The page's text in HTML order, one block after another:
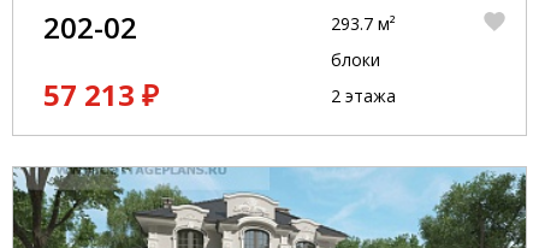
202-02
57 213 ₽
293.7 м²
блоки
2 этажа